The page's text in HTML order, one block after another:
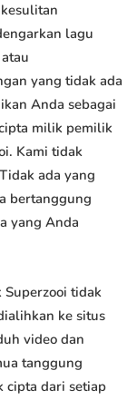
lagu
yang tidak ada
Anda sebagai
milik pemilik
Kami tidak
ada yang
bertanggung
yang Anda
tidak
ke situs
video dan
tanggung
cipta dari setiap